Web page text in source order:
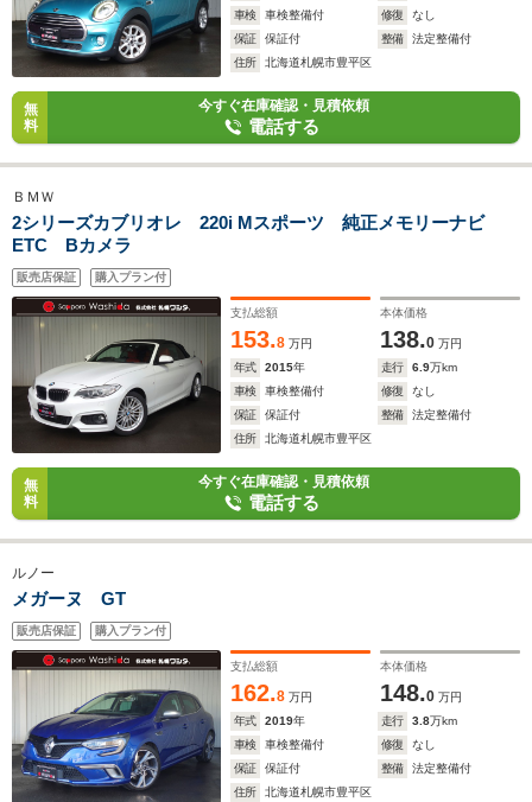
車検
車検整備付 修復
なし
保証
保証付 整備
法定整備付
住所
北海道札幌市豊平区
無
料
今すぐ在庫確認・見積依頼
電話する
ＢＭＷ
2シリーズカブリオレ 220i Mスポーツ 純正メモリーナビ
ETC Bカメラ
販売店保証 購入プラン付
支払総額
153.8 万円
本体価格
138.0 万円
年式
2015年 走行 6.9万km
車検
車検整備付 修復
なし
保証
保証付 整備
法定整備付
住所
北海道札幌市豊平区
無
料
今すぐ在庫確認・見積依頼
電話する
ルノー
メガーヌ GT
販売店保証 購入プラン付
支払総額
162.8 万円
本体価格
148.0 万円
年式
2019年 走行 3.8万km
車検
車検整備付 修復
なし
保証
保証付 整備
法定整備付
住所
北海道札幌市豊平区